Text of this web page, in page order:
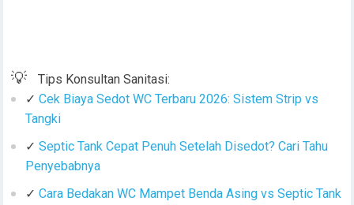
💡
Tips Konsultan Sanitasi:
✓ Cek Biaya Sedot WC Terbaru 2026: Sistem Strip vs
Tangki
✓ Septic Tank Cepat Penuh Setelah Disedot? Cari Tahu
Penyebabnya
✓ Cara Bedakan WC Mampet Benda Asing vs Septic Tank